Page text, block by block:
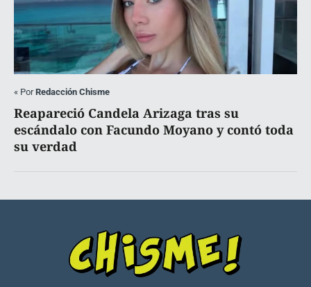
« PorRedacción Chisme
Reapareció Candela Arizaga tras su
escándalo con Facundo Moyano y contó toda
su verdad